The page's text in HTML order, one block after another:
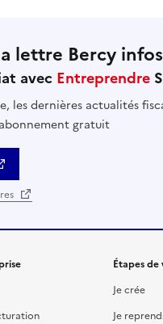
lettre Bercy
avec Entreprendre
les dernières actualités
gratuit
Étapes de
Je crée
Je